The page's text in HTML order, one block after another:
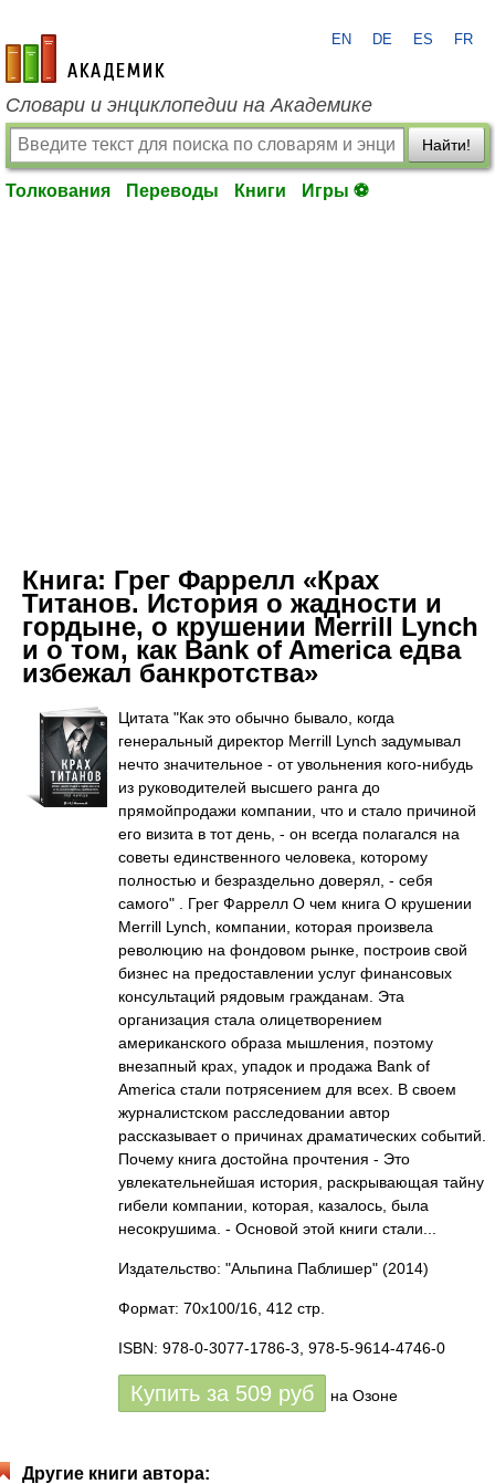
academic.ru
EN DE ES FR
Словари и энциклопедии на Академике
Найти!
Толкования Переводы Книги Игры ⚽
Книга: Грег Фаррелл «Крах
Титанов. История о жадности и
гордыне, о крушении Merrill Lynch
и о том, как Bank of America едва
избежал банкротства»
Цитата "Как это обычно бывало, когда
генеральный директор Merrill Lynch задумывал
нечто значительное - от увольнения кого-нибудь
из руководителей высшего ранга до
прямойпродажи компании, что и стало причиной
его визита в тот день, - он всегда полагался на
советы единственного человека, которому
полностью и безраздельно доверял, - себя
самого" . Грег Фаррелл О чем книга О крушении
Merrill Lynch, компании, которая произвела
революцию на фондовом рынке, построив свой
бизнес на предоставлении услуг финансовых
консультаций рядовым гражданам. Эта
организация стала олицетворением
американского образа мышления, поэтому
внезапный крах, упадок и продажа Bank of
America стали потрясением для всех. В своем
журналистском расследовании автор
рассказывает о причинах драматических событий.
Почему книга достойна прочтения - Это
увлекательнейшая история, раскрывающая тайну
гибели компании, которая, казалось, была
несокрушима. - Основой этой книги стали...
Издательство: "Альпина Паблишер" (2014)
Формат: 70x100/16, 412 стр.
ISBN: 978-0-3077-1786-3, 978-5-9614-4746-0
Купить за 509 руб на Озоне
Другие книги автора: